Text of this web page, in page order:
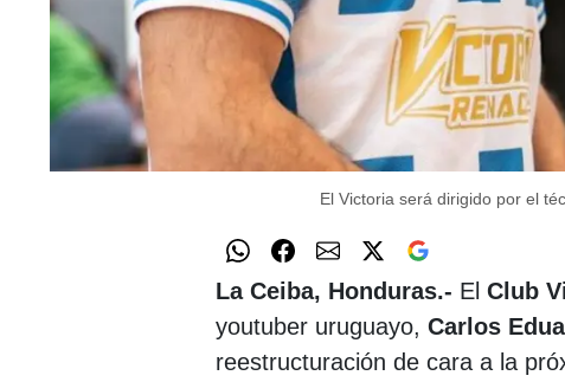
El Victoria será dirigido por el
La Ceiba, Honduras.- El Club
youtuber uruguayo, Carlos
reestructuración de cara a la